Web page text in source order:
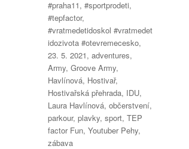
#praha11,#sportprodeti,
#tepfactor,
#vratmedetidoskol #vratmedet
idozivota #otevremecesko,
23. 5. 2021,adventures,
Army,Groove Army,
Havlínová, Hostivař,
Hostivařská přehrada, IDU,
Laura Havlínová,občerstvení,
parkour,plavky,sport,TEP
factor Fun,Youtuber Pehy,
zábava